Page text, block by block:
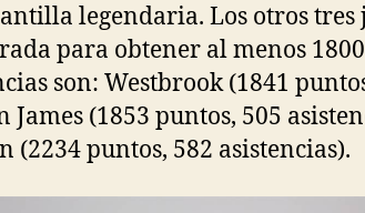
legendaria. Los otros tres
para obtener al menos
son: Westbrook (1841
James (1853 puntos, 505
(2234 puntos, 582 asistencias).